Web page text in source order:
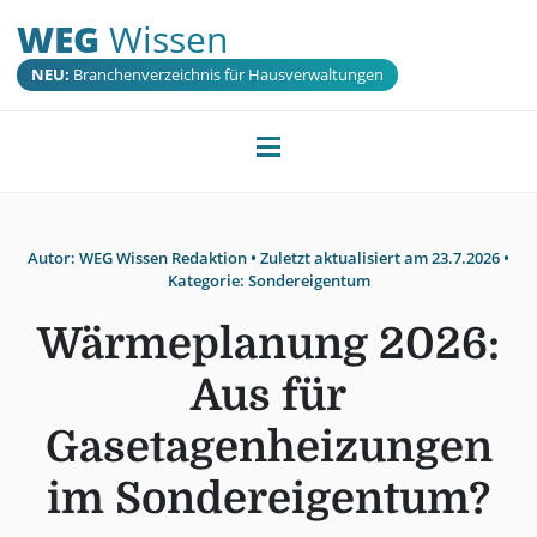
WEG Wissen
NEU: Branchenverzeichnis für Hausverwaltungen
Autor: WEG Wissen Redaktion• Zuletzt aktualisiert am23.7.2026•
Kategorie: Sondereigentum
Wärmeplanung 2026:
Aus für
Gasetagenheizungen
im Sondereigentum?